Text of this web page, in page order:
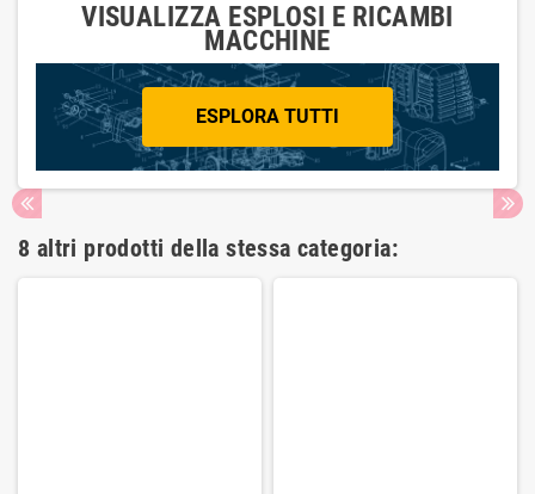
VISUALIZZA ESPLOSI E RICAMBI
MACCHINE
ESPLORA TUTTI
8 altri prodotti della stessa categoria: